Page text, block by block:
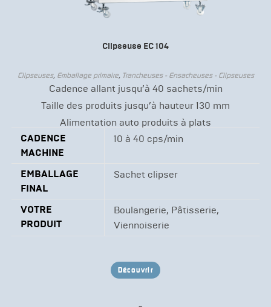
Clipseuse EC 104
Clipseuses, Emballage primaire, Trancheuses - Ensacheuses - Clipseuses
Cadence allant jusqu’à 40 sachets/min
Taille des produits jusqu’à hauteur 130 mm
Alimentation auto produits à plats
CADENCE
MACHINE
10 à 40 cps/min
EMBALLAGE
FINAL
Sachet clipser
VOTRE
PRODUIT
Boulangerie, Pâtisserie,
Viennoiserie
Découvrir